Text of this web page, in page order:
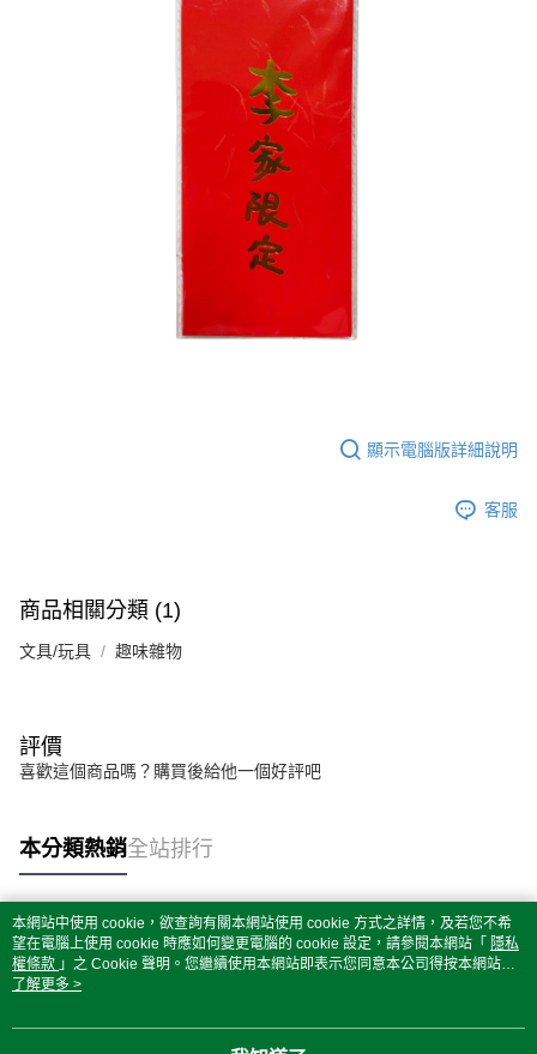
顯示電腦版詳細說明
客服
商品相關分類 (1)
文具/玩具 趣味雜物
評價
喜歡這個商品嗎？購買後給他一個好評吧
本分類熱銷全站排行
熱門標籤
本網站中使用 cookie，欲查詢有關本網站使用 cookie 方式之詳情，及若您不希
望在電腦上使用 cookie 時應如何變更電腦的 cookie 設定，請參閱本網站「 隱私
權條款 」之 Cookie 聲明。您繼續使用本網站即表示您同意本公司得按本網站使
用條款之 Cookie 聲明使用 cookie。
了解更多 >